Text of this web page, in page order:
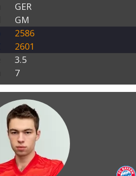
GER
GM
2586
2601
3.5
7